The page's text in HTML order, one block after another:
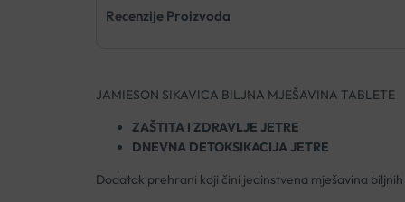
Recenzije Proizvoda
JAMIESON SIKAVICA BILJNA MJEŠAVINA TABLETE
ZAŠTITA I ZDRAVLJE JETRE
DNEVNA DETOKSIKACIJA JETRE
Dodatak prehrani koji čini jedinstvena mješavina